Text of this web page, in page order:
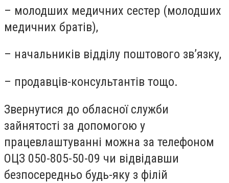
– молодших медичних сестер (молодших
медичних братів),
– начальників відділу поштового зв’язку,
– продавців-консультантів тощо.
Звернутися до обласної служби
зайнятості за допомогою у
працевлаштуванні можна за телефоном
ОЦЗ 050-805-50-09 чи відвідавши
безпосередньо будь-яку з філій